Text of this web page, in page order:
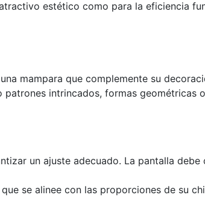
estético como para la eficiencia
mampara que complemente su
intrincados, formas geométricas
un ajuste adecuado. La pantalla
se alinee con las proporciones de su